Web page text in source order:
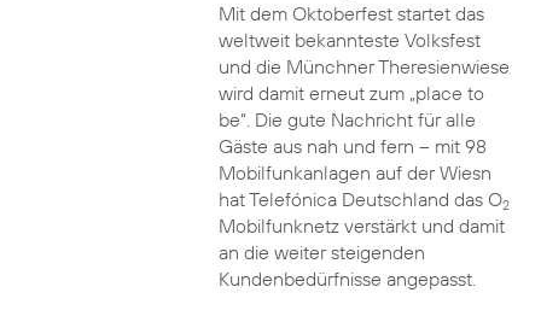
Mit dem Oktoberfest startet das
weltweit bekannteste Volksfest
und die Münchner Theresienwiese
wird damit erneut zum „place to
be“. Die gute Nachricht für alle
Gäste aus nah und fern – mit 98
Mobilfunkanlagen auf der Wiesn
hat Telefónica Deutschland das O2
Mobilfunknetz verstärkt und damit
an die weiter steigenden
Kundenbedürfnisse angepasst.